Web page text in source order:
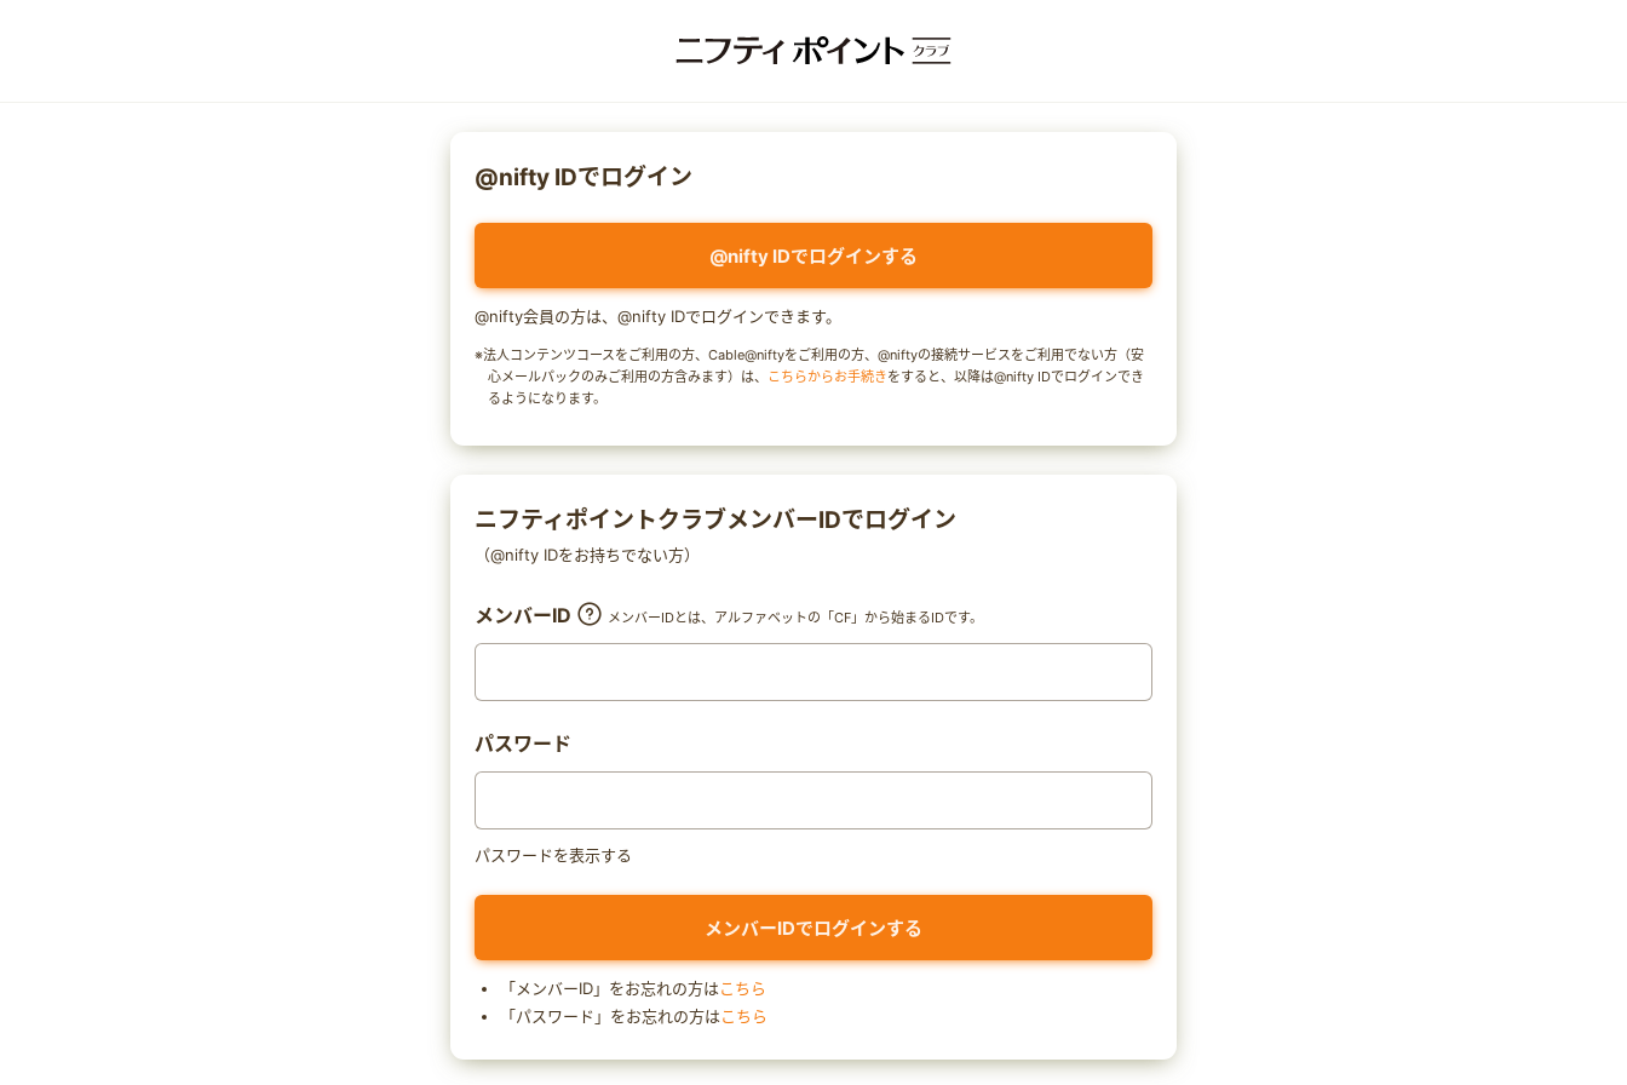
@nifty IDでログイン
@nifty IDでログインする
@nifty会員の方は、@nifty IDでログインできます。
※法人コンテンツコースをご利用の方、Cable@niftyをご利用の方、@niftyの接続サービスをご利用でない方（安
心メールパックのみご利用の方含みます）は、
こちらからお手続きをすると、以降は@nifty IDでログインでき
るようになります。
ニフティポイントクラブメンバーIDでログイン
（@nifty IDをお持ちでない方）
メンバーID メンバーIDとは、アルファベットの「CF」から始まるIDです。
パスワード
パスワードを表示する
「メンバーID」をお忘れの方はこちら
「パスワード」をお忘れの方はこちら